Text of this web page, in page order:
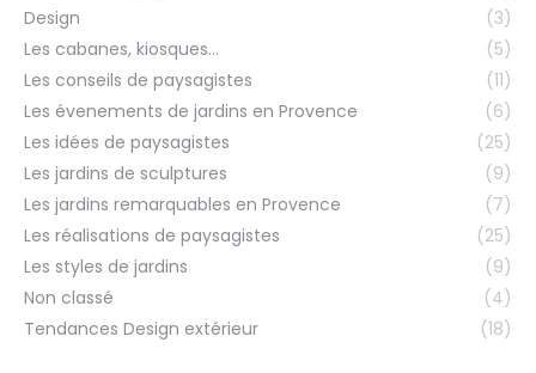
Design
(3)
Les cabanes, kiosques…
(5)
Les conseils de paysagistes
(11)
Les évenements de jardins en Provence
(6)
Les idées de paysagistes
(25)
Les jardins de sculptures
(9)
Les jardins remarquables en Provence
(7)
Les réalisations de paysagistes
(25)
Les styles de jardins
(9)
Non classé
(4)
Tendances Design extérieur
(18)